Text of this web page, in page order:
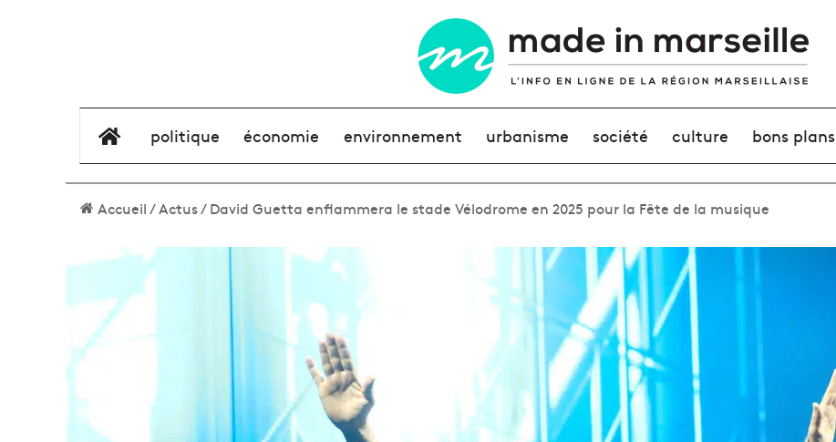
élément de menu
politique économie environnement urbanisme société culture bons plans
Accueil/Actus/David Guetta enflammera le stade Vélodrome en 2025 pour la Fête de la musique